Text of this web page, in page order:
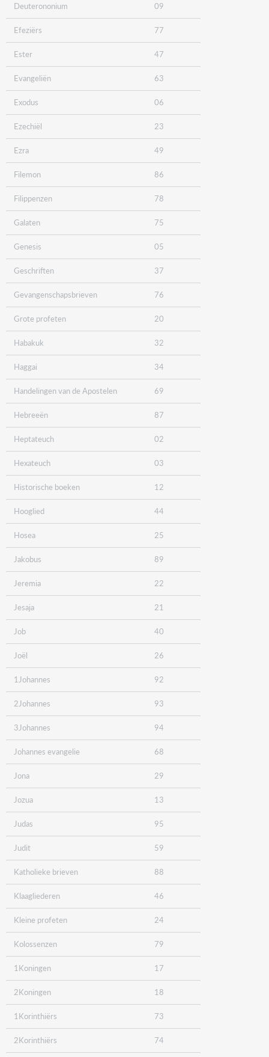
Deuterononium 09
Efeziërs 77
Ester 47
Evangeliën 63
Exodus 06
Ezechiël 23
Ezra 49
Filemon 86
Filippenzen 78
Galaten 75
Genesis 05
Geschriften 37
Gevangenschapsbrieven 76
Grote profeten 20
Habakuk 32
Haggai 34
Handelingen van de Apostelen 69
Hebreeën 87
Heptateuch 02
Hexateuch 03
Historische boeken 12
Hooglied 44
Hosea 25
Jakobus 89
Jeremia 22
Jesaja 21
Job 40
Joël 26
1Johannes 92
2Johannes 93
3Johannes 94
Johannes evangelie 68
Jona 29
Jozua 13
Judas 95
Judit 59
Katholieke brieven 88
Klaagliederen 46
Kleine profeten 24
Kolossenzen 79
1Koningen 17
2Koningen 18
1Korinthiërs 73
2Korinthiërs 74